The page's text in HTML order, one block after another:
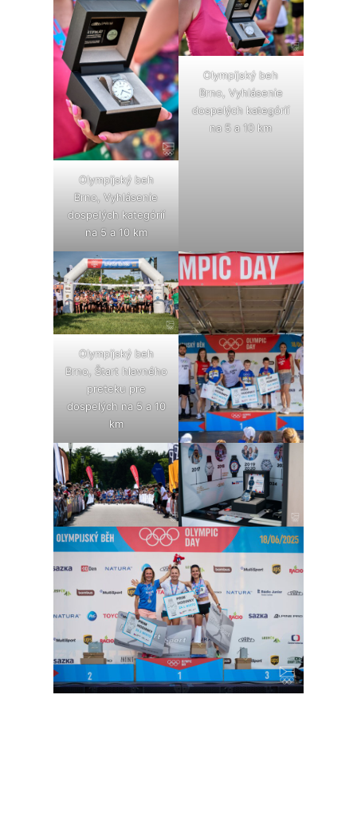
Olympijský beh
Brno, Vyhlásenie
dospelých kategórií
na 5 a 10 km
Olympijský beh
Brno, Vyhlásenie
dospelých kategórií
na 5 a 10 km
Olympijský beh
Brno, Štart hlavného
preteku pre
dospelých na 5 a 10
km